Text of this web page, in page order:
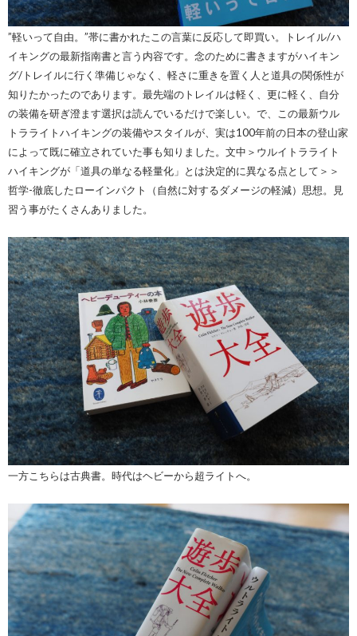
”軽いって自由。”帯に書かれたこの言葉に反応して即買い。トレイル/ハ
イキングの最新指南書と言う内容です。念のために書きますがハイキン
グ/トレイルに行く準備じゃなく、軽さに重きを置く人と道具の関係性が
知りたかったのであります。最先端のトレイルは軽く、更に軽く、自分
の装備を研ぎ澄ます選択は読んでいるだけで楽しい。で、この最新ウル
トラライトハイキングの装備やスタイルが、実は100年前の日本の登山家
によって既に確立されていた事も知りました。文中＞ウルイトラライト
ハイキングが「道具の単なる軽量化」とは決定的に異なる点として＞＞
哲学-徹底したローインパクト（自然に対するダメージの軽減）思想。見
習う事がたくさんありました。
一方こちらは古典書。時代はヘビーから超ライトへ。